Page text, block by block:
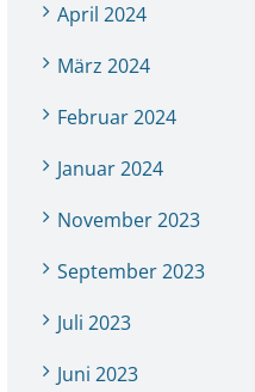
April 2024
März 2024
Februar 2024
Januar 2024
November 2023
September 2023
Juli 2023
Juni 2023